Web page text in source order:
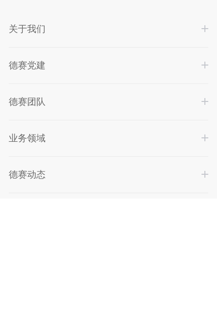
关于我们
德赛党建
德赛团队
业务领域
德赛动态